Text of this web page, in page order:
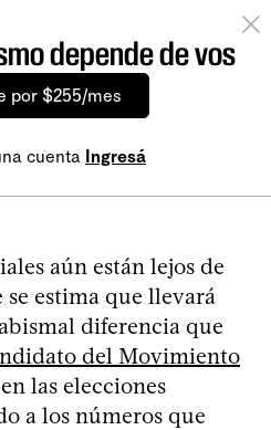
depende de vos
por $255/mes
cuenta Ingresá
aún están lejos de
se estima que llevará
diferencia que
del Movimiento
en las elecciones
a los números que